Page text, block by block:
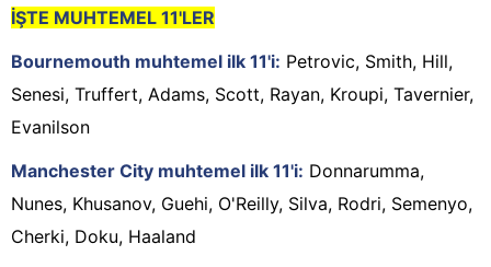
İŞTE MUHTEMEL 11'LER
Bournemouth muhtemel ilk 11'i: Petrovic, Smith, Hill,
Senesi, Truffert, Adams, Scott, Rayan, Kroupi, Tavernier,
Evanilson
Manchester City muhtemel ilk 11'i: Donnarumma,
Nunes, Khusanov, Guehi, O'Reilly, Silva, Rodri, Semenyo,
Cherki, Doku, Haaland